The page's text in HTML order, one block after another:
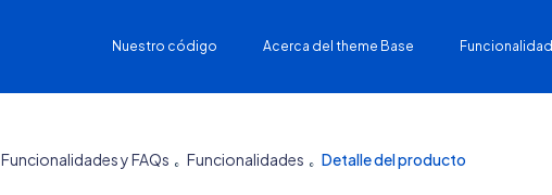
Nuestro código Acerca del theme Base
Funcionalidades y FAQs Funcionalidades Detalle del producto